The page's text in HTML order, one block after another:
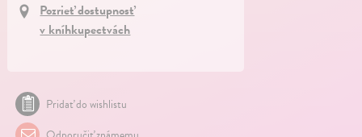
Pozrieť dostupnosť
v kníhkupectvách
Pridať do wishlistu